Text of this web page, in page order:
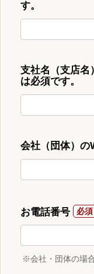
す。
支社名（支店
は必須です。
会社（団体）の
お電話番号
※会社・団体の場